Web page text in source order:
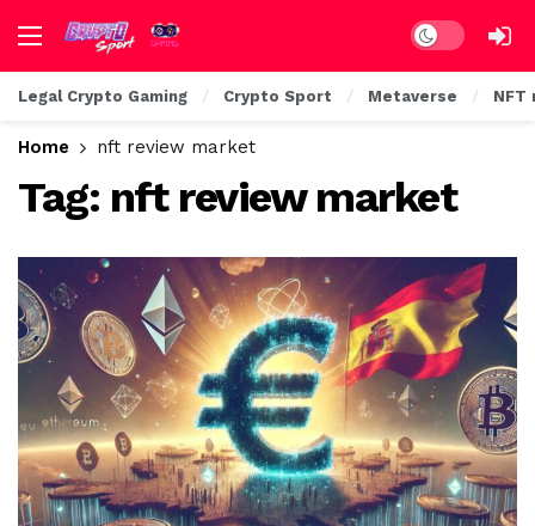
Dark mode
Legal Crypto Gaming Crypto Sport Metaverse NFT
Home nft review market
Tag: nft review market